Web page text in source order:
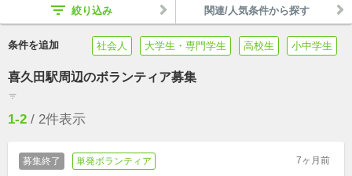
filter_list 絞り込み 関連/人気条件から探す
条件を追加 社会人 大学生・専門学生 高校生 小中学生
喜久田駅周辺のボランティア募集
filter_list
1-2 / 2件表示
募集終了 単発ボランティア 7ヶ月前